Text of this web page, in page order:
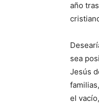
año
sea
Jesús
el